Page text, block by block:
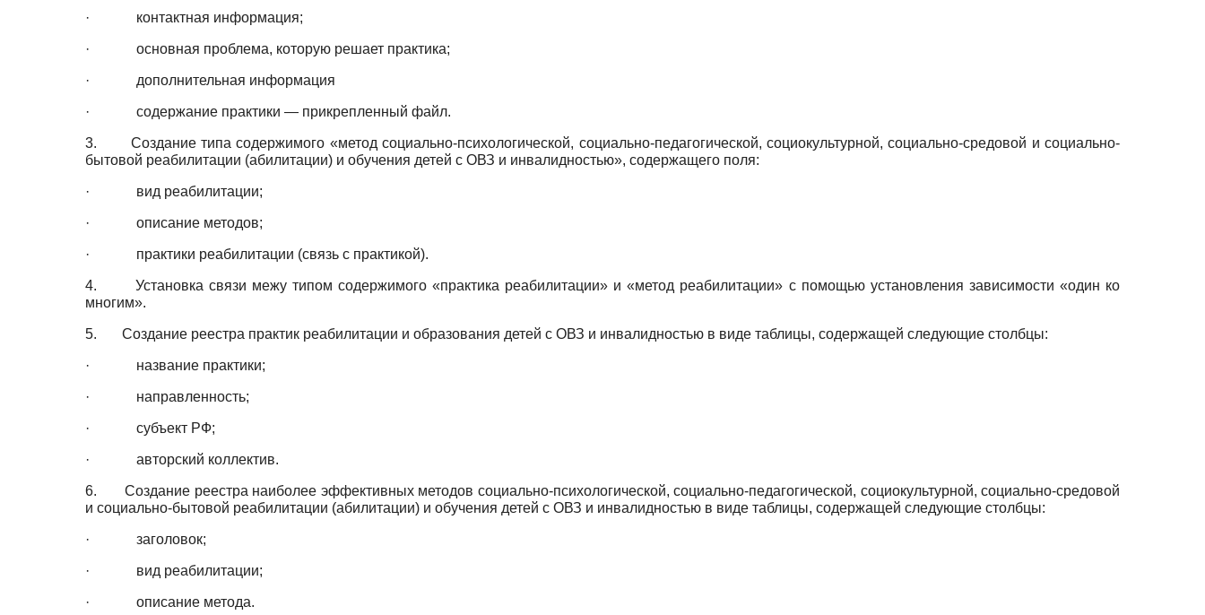
· контактная информация;
· основная проблема, которую решает практика;
· дополнительная информация
· содержание практики — прикрепленный файл.
3. Создание типа содержимого «метод социально-психологической, социально-педагогической, социокультурной, социально-средовой и социально-
бытовой реабилитации (абилитации) и обучения детей с ОВЗ и инвалидностью», содержащего поля:
· вид реабилитации;
· описание методов;
· практики реабилитации (связь с практикой).
4. Установка связи межу типом содержимого «практика реабилитации» и «метод реабилитации» с помощью установления зависимости «один ко
многим».
5. Создание реестра практик реабилитации и образования детей с ОВЗ и инвалидностью в виде таблицы, содержащей следующие столбцы:
· название практики;
· направленность;
· субъект РФ;
· авторский коллектив.
6. Создание реестра наиболее эффективных методов социально-психологической, социально-педагогической, социокультурной, социально-средовой
и социально-бытовой реабилитации (абилитации) и обучения детей с ОВЗ и инвалидностью в виде таблицы, содержащей следующие столбцы:
· заголовок;
· вид реабилитации;
· описание метода.